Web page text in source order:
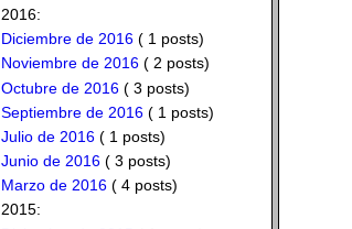
2016:
Diciembre de 2016( 1 posts)
Noviembre de 2016( 2 posts)
Octubre de 2016( 3 posts)
Septiembre de 2016( 1 posts)
Julio de 2016( 1 posts)
Junio de 2016( 3 posts)
Marzo de 2016( 4 posts)
2015: